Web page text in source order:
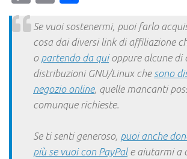
Se vuoi sostenermi, puoi farlo
cosa dai diversi link di affiliazione
o partendo da quioppure alcune di
distribuzioni GNU/Linux che sono
negozio online, quelle mancanti
comunque richieste.
Se ti senti generoso, puoi anche
più se vuoi con PayPale aiutarmi a